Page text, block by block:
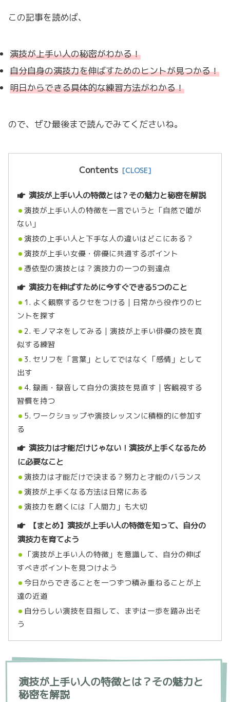
この記事を読めば、
演技が上手い人の秘密がわかる！
自分自身の演技力を伸ばすためのヒントが見つかる！
明日からできる具体的な練習方法がわかる！
ので、ぜひ最後まで読んでみてくださいね。
Contents
演技が上手い人の特徴とは？その魅力と秘密を解説
演技が上手い人の特徴を一言でいうと「自然で嘘が
ない」
演技の上手い人と下手な人の違いはどこにある？
演技が上手い女優・俳優に共通するポイント
憑依型の演技とは？演技力の一つの到達点
演技力を伸ばすために今すぐできる5つのこと
1. よく観察するクセをつける｜日常から役作りのヒ
ントを探す
2. モノマネをしてみる｜演技が上手い俳優の技を真
似する練習
3. セリフを「言葉」としてではなく「感情」として
出す
4. 録画・録音して自分の演技を見直す｜客観視する
習慣を持つ
5. ワークショップや演技レッスンに積極的に参加す
る
演技力は才能だけじゃない！演技が上手くなるため
に必要なこと
演技力は才能だけで決まる？努力と才能のバランス
演技が上手くなる方法は日常にある
演技力を磨くには「人間力」も大切
【まとめ】演技が上手い人の特徴を知って、自分の
演技力を育てよう
「演技が上手い人の特徴」を意識して、自分の伸ば
すべきポイントを見つけよう
今日からできることを一つずつ積み重ねることが上
達の近道
自分らしい演技を目指して、まずは一歩を踏み出そ
う
演技が上手い人の特徴とは？その魅力と
秘密を解説